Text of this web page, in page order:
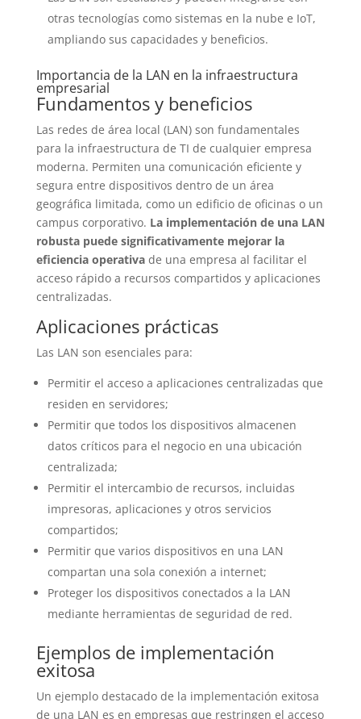
otras tecnologías como sistemas en la nube e IoT,
ampliando sus capacidades y beneficios.
Importancia de la LAN en la infraestructura
empresarial
Fundamentos y beneficios
Las redes de área local (LAN) son fundamentales
para la infraestructura de TI de cualquier empresa
moderna. Permiten una comunicación eficiente y
segura entre dispositivos dentro de un área
geográfica limitada, como un edificio de oficinas o un
campus corporativo. La implementación de una LAN
robusta puede significativamente mejorar la
eficiencia operativade una empresa al facilitar el
acceso rápido a recursos compartidos y aplicaciones
centralizadas.
Aplicaciones prácticas
Las LAN son esenciales para:
Permitir el acceso a aplicaciones centralizadas que
residen en servidores;
Permitir que todos los dispositivos almacenen
datos críticos para el negocio en una ubicación
centralizada;
Permitir el intercambio de recursos, incluidas
impresoras, aplicaciones y otros servicios
compartidos;
Permitir que varios dispositivos en una LAN
compartan una sola conexión a internet;
Proteger los dispositivos conectados a la LAN
mediante herramientas de seguridad de red.
Ejemplos de implementación
exitosa
Un ejemplo destacado de la implementación exitosa
de una LAN es en empresas que restringen el acceso